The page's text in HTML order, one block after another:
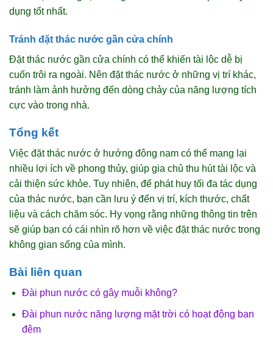
dụng tốt nhất.
Tránh đặt thác nước gần cửa chính
Đặt thác nước gần cửa chính có thể khiến tài lộc dễ bị
cuốn trôi ra ngoài. Nên đặt thác nước ở những vị trí khác,
tránh làm ảnh hưởng đến dòng chảy của năng lượng tích
cực vào trong nhà.
Tổng kết
Việc đặt thác nước ở hướng đông nam có thể mang lại
nhiều lợi ích về phong thủy, giúp gia chủ thu hút tài lộc và
cải thiện sức khỏe. Tuy nhiên, để phát huy tối đa tác dụng
của thác nước, bạn cần lưu ý đến vị trí, kích thước, chất
liệu và cách chăm sóc. Hy vọng rằng những thông tin trên
sẽ giúp bạn có cái nhìn rõ hơn về việc đặt thác nước trong
không gian sống của mình.
Bài liên quan
Đài phun nước có gây muỗi không?
Đài phun nước năng lượng mặt trời có hoạt động ban
đêm